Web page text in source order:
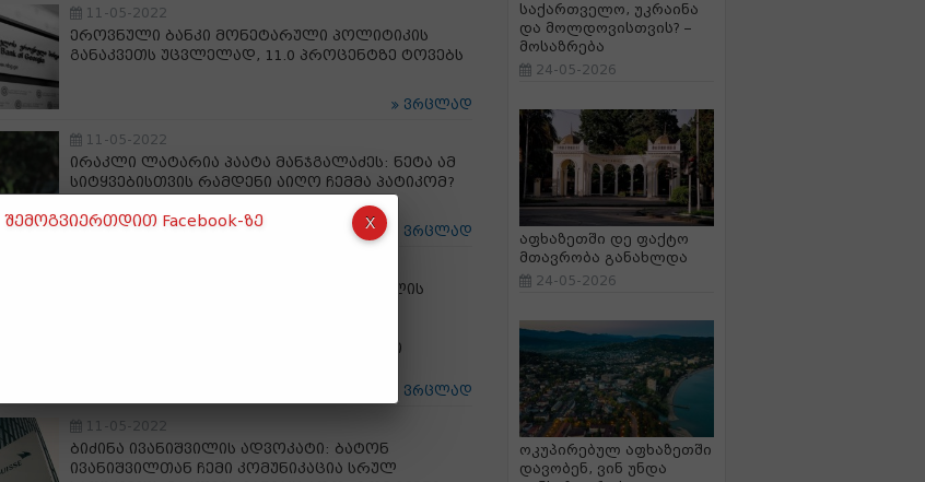
11-05-2022
ეროვნული ბანკი მონეტარული პოლიტიკის
განაკვეთს უცვლელად, 11.0 პროცენტზე ტოვებს
ვრცლად
11-05-2022
ირაკლი ლატარია პაატა მანჯგალაძეს: ნეტა ამ
სიტყვებისთვის რამდენი აიღო ჩემმა პატიკომ?
ვრცლად
დავით ქართველიშვილი: ჟოზეფ ბორელის
ამშვენებს; მას უნდა შეეძლოს საკუთარი
ვრცლად
11-05-2022
ბიძინა ივანიშვილის ადვოკატი: ბატონ
ივანიშვილთან ჩემი კომუნიკაცია სრულ
საქართველო, უკრაინა
და მოლდოვისთვის? –
მოსაზრება
24-05-2026
აფხაზეთში დე ფაქტო
მთავრობა განახლდა
24-05-2026
ოკუპირებულ აფხაზეთში
დავობენ, ვინ უნდა
შემოგვიერთდით Facebook-ზე